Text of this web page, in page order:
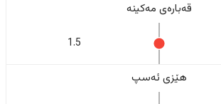
قەبارەی مەکینە
1.5
هێزی ئەسپ